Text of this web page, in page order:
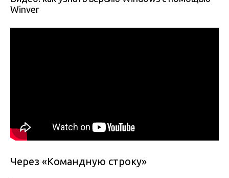
Winver
Через «Командную строку»